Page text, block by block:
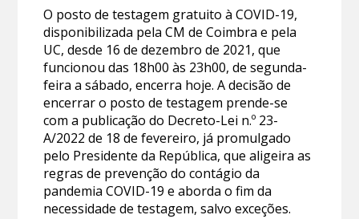
O posto de testagem gratuito à COVID-19,
disponibilizada pela CM de Coimbra e pela
UC, desde 16 de dezembro de 2021, que
funcionou das 18h00 às 23h00, de segunda-
feira a sábado, encerra hoje. A decisão de
encerrar o posto de testagem prende-se
com a publicação do Decreto-Lei n.º 23-
A/2022 de 18 de fevereiro, já promulgado
pelo Presidente da República, que aligeira as
regras de prevenção do contágio da
pandemia COVID-19 e aborda o fim da
necessidade de testagem, salvo exceções.